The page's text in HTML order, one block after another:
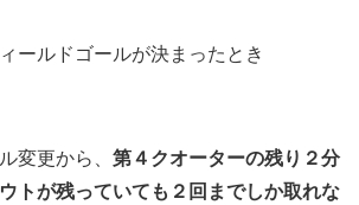
ールドゴールが決まったとき
変更から、 第４クオーターの残り２分
トが残っていても２回までしか取れな